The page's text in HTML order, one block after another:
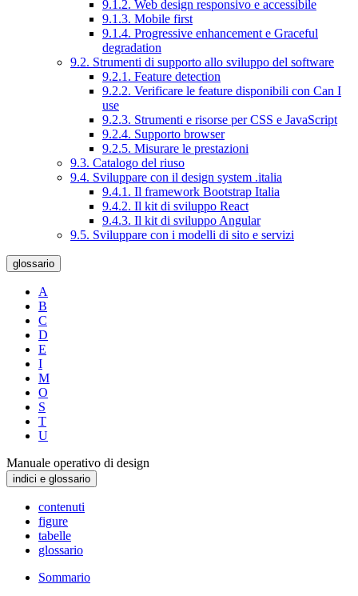
9.1.2. Web design responsivo e accessibile
9.1.3. Mobile first
9.1.4. Progressive enhancement e Graceful
degradation
9.2. Strumenti di supporto allo sviluppo del software
9.2.1. Feature detection
9.2.2. Verificare le feature disponibili con Can I
use
9.2.3. Strumenti e risorse per CSS e JavaScript
9.2.4. Supporto browser
9.2.5. Misurare le prestazioni
9.3. Catalogo del riuso
9.4. Sviluppare con il design system .italia
9.4.1. Il framework Bootstrap Italia
9.4.2. Il kit di sviluppo React
9.4.3. Il kit di sviluppo Angular
9.5. Sviluppare con i modelli di sito e servizi
glossario
A
B
C
D
E
I
M
O
S
T
U
Manuale operativo di design
indici e glossario
contenuti
figure
tabelle
glossario
Sommario